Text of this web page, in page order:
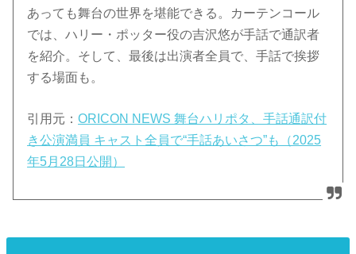
あっても舞台の世界を堪能できる。カーテンコール
では、ハリー・ポッター役の吉沢悠が手話で通訳者
を紹介。そして、最後は出演者全員で、手話で挨拶
する場面も。
引用元：ORICON NEWS 舞台ハリポタ、手話通訳付
き公演満員 キャスト全員で“手話あいさつ”も（2025
年5月28日公開）